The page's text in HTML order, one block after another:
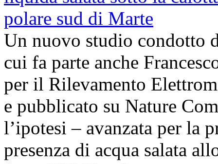
Un nuovo studio condotto
cui fa parte anche
per il Rilevamento
e pubblicato su Nature
l’ipotesi – avanzata per la
presenza di acqua salata